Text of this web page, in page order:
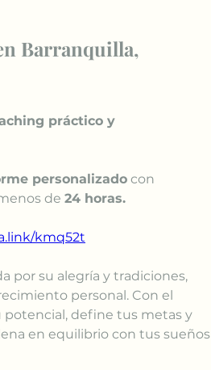
Barranquilla,
práctico y
personalizado con
de 24 horas.
kmq52t
por su alegría y tradiciones,
personal. Con el
potencial, define tus metas y
en equilibrio con tus sueños